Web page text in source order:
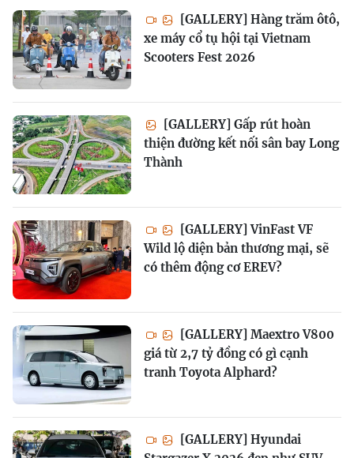
[GALLERY] Hàng trăm ôtô,
xe máy cổ tụ hội tại Vietnam
Scooters Fest 2026
[GALLERY] Gấp rút hoàn
thiện đường kết nối sân bay Long
Thành
[GALLERY] VinFast VF
Wild lộ diện bản thương mại, sẽ
có thêm động cơ EREV?
[GALLERY] Maextro V800
giá từ 2,7 tỷ đồng có gì cạnh
tranh Toyota Alphard?
[GALLERY] Hyundai